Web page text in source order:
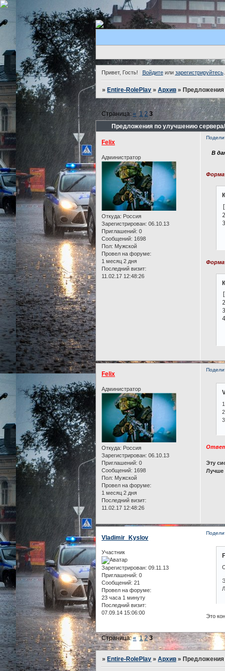
Привет, Гость! Войдитеили зарегистрируйтесь.
»Entire-RolePlay »Архив »Предложения
Предложения по улучшению
Страница:« 1 2 3
Felix
Администратор
Откуда: Россия
Зарегистрирован: 06.10.13
Приглашений: 0
Сообщений: 1698
Пол: Мужской
Провел на форуме:
1 месяц 2 дня
Последний визит:
11.02.17 12:48:26
В
Форма
Форма
Felix
Администратор
Откуда: Россия
Зарегистрирован: 06.10.13
Приглашений: 0
Сообщений: 1698
Пол: Мужской
Провел на форуме:
1 месяц 2 дня
Последний визит:
11.02.17 12:48:26
Эту
Лучше
Vladimir_Kyslov
Участник
Зарегистрирован: 09.11.13
Приглашений: 0
Сообщений: 21
Провел на форуме:
23 часа 1 минуту
Последний визит:
07.09.14 15:06:00
Это
Страница:« 1 2 3
» Entire-RolePlay »Архив » Предложения